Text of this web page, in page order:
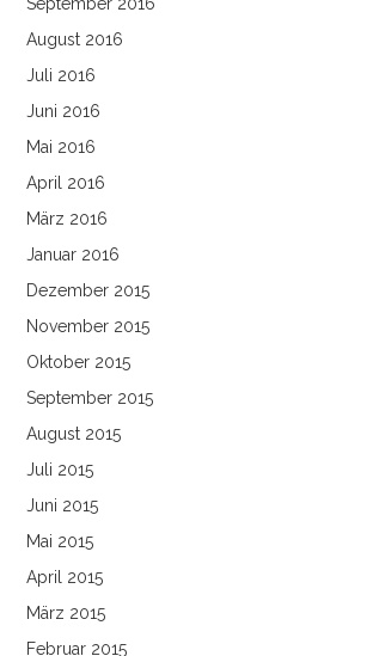
September 2016
August 2016
Juli 2016
Juni 2016
Mai 2016
April 2016
März 2016
Januar 2016
Dezember 2015
November 2015
Oktober 2015
September 2015
August 2015
Juli 2015
Juni 2015
Mai 2015
April 2015
März 2015
Februar 2015